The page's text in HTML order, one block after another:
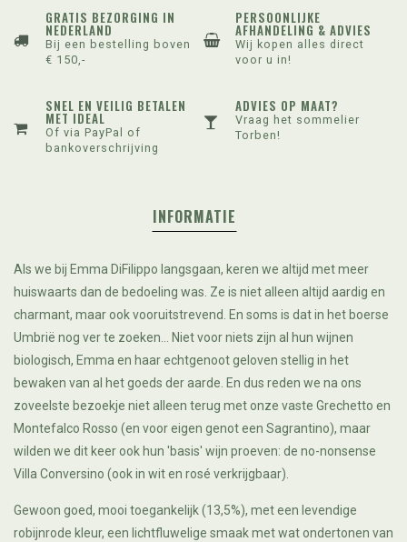
GRATIS BEZORGING IN
NEDERLAND
Bij een bestelling boven
€ 150,-
PERSOONLIJKE
AFHANDELING & ADVIES
Wij kopen alles direct
voor u in!
SNEL EN VEILIG BETALEN
MET IDEAL
Of via PayPal of
bankoverschrijving
ADVIES OP MAAT?
Vraag het sommelier
Torben!
INFORMATIE
Als we bij Emma DiFilippo langsgaan, keren we altijd met meer
huiswaarts dan de bedoeling was. Ze is niet alleen altijd aardig en
charmant, maar ook vooruitstrevend. En soms is dat in het boerse
Umbrië nog ver te zoeken... Niet voor niets zijn al hun wijnen
biologisch, Emma en haar echtgenoot geloven stellig in het
bewaken van al het goeds der aarde. En dus reden we na ons
zoveelste bezoekje niet alleen terug met onze vaste Grechetto en
Montefalco Rosso (en voor eigen genot een Sagrantino), maar
wilden we dit keer ook hun 'basis' wijn proeven: de no-nonsense
Villa Conversino (ook in wit en rosé verkrijgbaar).
Gewoon goed, mooi toegankelijk (13,5%), met een levendige
robijnrode kleur, een lichtfluwelige smaak met wat ondertonen van